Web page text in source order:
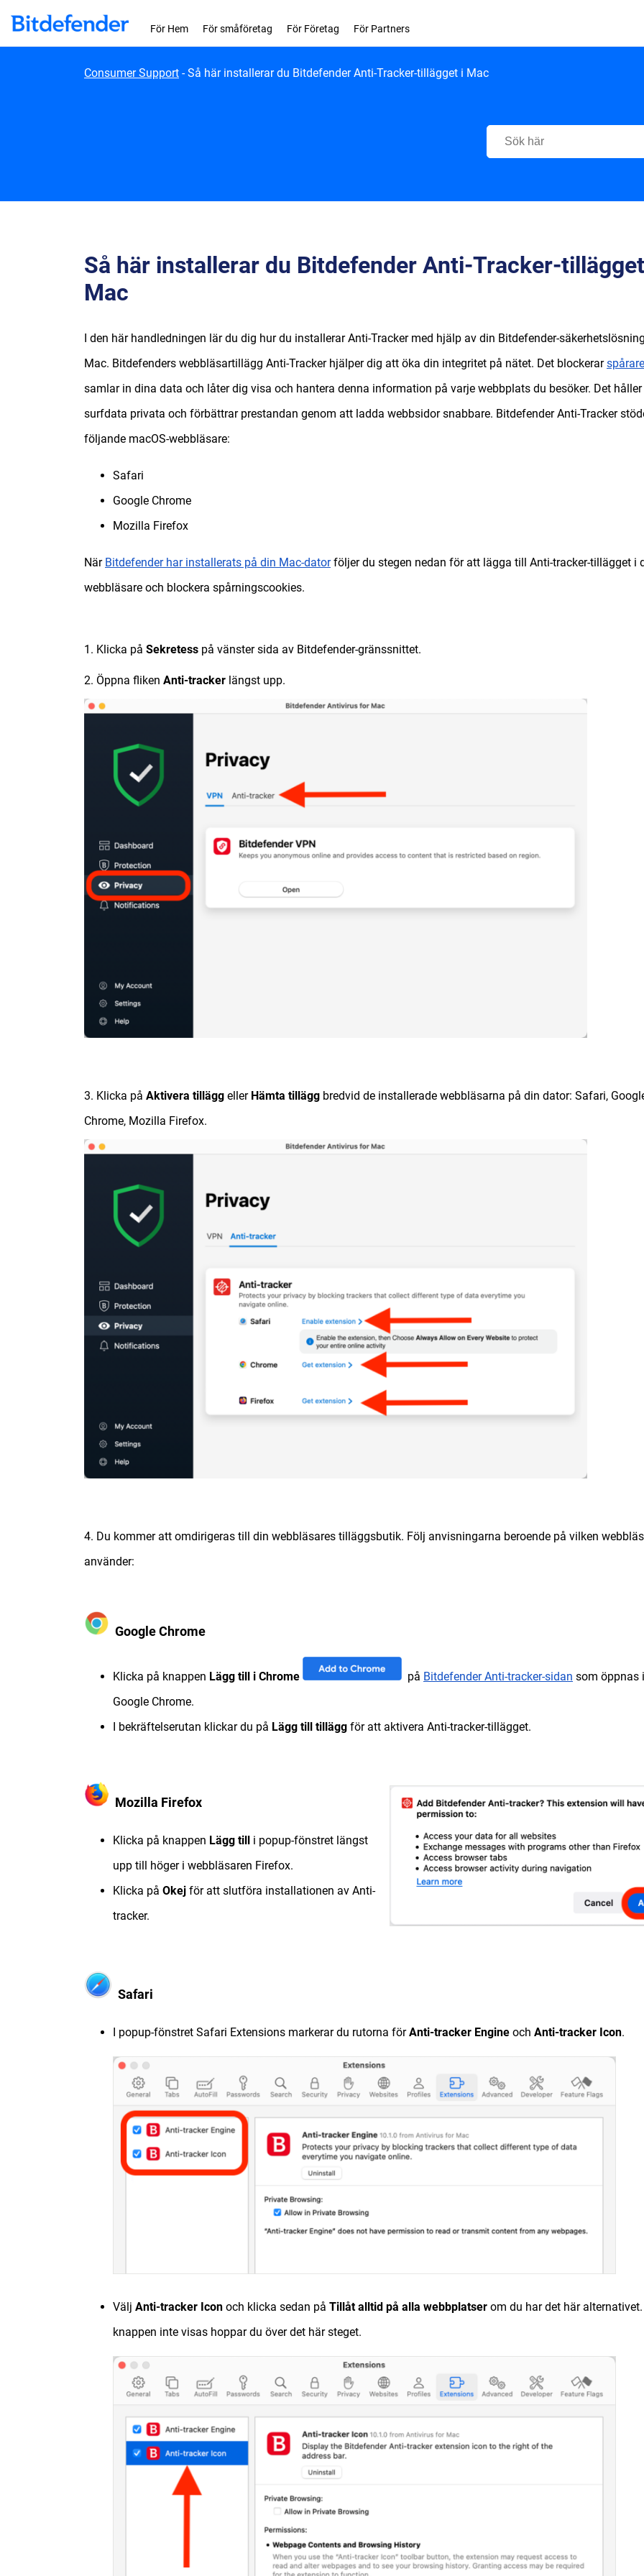
Skip to content
För Hem För småföretag För Företag För Partners
Consumer Support -Så här installerar du Bitdefender Anti-Tracker-tillägget i Mac
Bitdefender Support Center
Så här installerar du Bitdefender Anti-Tracker-
Mac
I den här handledningen lär du dig hur du installerar Anti-Tracker med hjälp av din Bitdefender-
Mac. Bitdefenders webbläsartillägg Anti-Tracker hjälper dig att öka din integritet på nätet. Det blockerarspårare
samlar in dina data och låter dig visa och hantera denna information på varje webbplats du besöker. Det
surfdata privata och förbättrar prestandan genom att ladda webbsidor snabbare. Bitdefender Anti-Tracker
följande macOS-webbläsare:
Safari
Google Chrome
Mozilla Firefox
När Bitdefender har installerats på din Mac-datorföljer du stegen nedan för att lägga till Anti-tracker-tillägget i
webbläsare och blockera spårningscookies.
1. Klicka på Sekretess på vänster sida av Bitdefender-gränssnittet.
2. Öppna fliken Anti-tracker längst upp.
3. Klicka på Aktivera tillägg eller Hämta tillägg bredvid de installerade webbläsarna på din dator: Safari,
Chrome, Mozilla Firefox.
4. Du kommer att omdirigeras till din webbläsares tilläggsbutik. Följ anvisningarna beroende på vilken
använder:
Google Chrome
Klicka på knappen Lägg till i Chrome på Bitdefender Anti-tracker-sidan som öppnas i
Google Chrome.
I bekräftelserutan klickar du på Lägg till tillägg för att aktivera Anti-tracker-tillägget.
Mozilla Firefox
Klicka på knappen Lägg till
i popup-fönstret längst
upp till höger i webbläsaren Firefox.
Klicka på Okej för att slutföra installationen av Anti-
tracker.
Safari
I popup-fönstret Safari Extensions markerar du rutorna förAnti-tracker Engine och Anti-tracker Icon.
Välj Anti-tracker Icon och klicka sedan på Tillåt alltid på alla webbplatser om du har det här
knappen inte visas hoppar du över det här steget.